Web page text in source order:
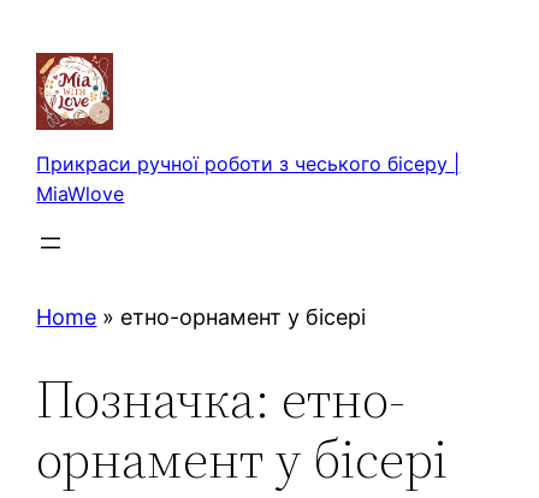
вмісту
Прикраси ручної роботи з чеського бісеру |
MiaWlove
Home » етно-орнамент у бісері
Позначка: етно-
орнамент у бісері